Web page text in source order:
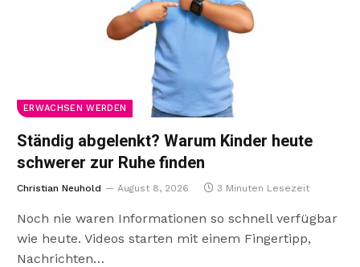
ERWACHSEN WERDEN
Ständig abgelenkt? Warum Kinder heute
schwerer zur Ruhe finden
Christian Neuhold August 8, 2026 3 Minuten Lesezeit
Noch nie waren Informationen so schnell verfügbar
wie heute. Videos starten mit einem Fingertipp,
Nachrichten…